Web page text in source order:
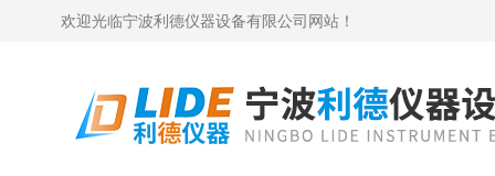
欢迎光临宁波利德仪器设备有限公司网站！